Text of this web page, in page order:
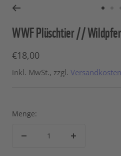
Slide
1
2
WWF Plüschtier //
Angebotspreis
€18,00
inkl. MwSt., zzgl. Versandkosten
Menge:
Menge